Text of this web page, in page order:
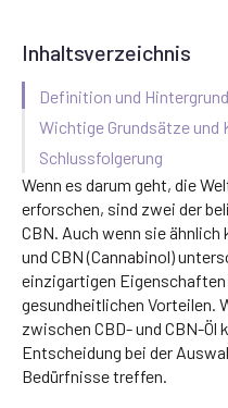
Wenn es darum geht, die
erforschen, sind zwei der
CBN. Auch wenn sie ähnlich
und CBN (Cannabinol)
einzigartigen
gesundheitlichen Vorteilen.
zwischen CBD- und CBN-Öl
Entscheidung bei der
Bedürfnisse treffen.
Inhaltsverzeichnis
Definition und Hintergrund
Wichtige Grundsätze und
Schlussfolgerung